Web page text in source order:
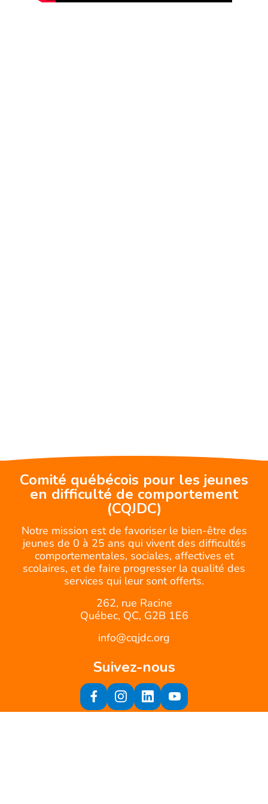
Comité québécois pour les jeunes
en difficulté de comportement
(CQJDC)
Notre mission est de favoriser le bien-être des
jeunes de 0 à 25 ans qui vivent des difficultés
comportementales, sociales, affectives et
scolaires, et de faire progresser la qualité des
services qui leur sont offerts.
262, rue Racine
Québec, QC, G2B 1E6
info@cqjdc.org
Suivez-nous